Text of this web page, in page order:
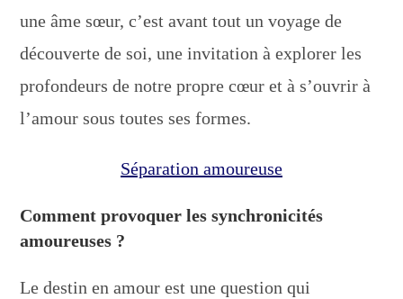
une âme sœur, c’est avant tout un voyage de
découverte de soi, une invitation à explorer les
profondeurs de notre propre cœur et à s’ouvrir à
l’amour sous toutes ses formes.
Séparation amoureuse
Comment provoquer les synchronicités
amoureuses ?
Le destin en amour est une question qui